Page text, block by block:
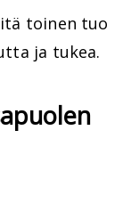
toinen tuo
ja tukea.